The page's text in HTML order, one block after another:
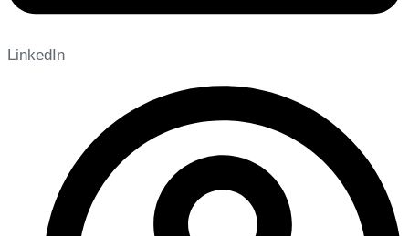
LinkedIn